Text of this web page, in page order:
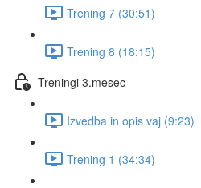
Trening 7 (30:51)
Trening 8 (18:15)
Treningi 3.mesec
Izvedba in opis vaj (9:23)
Trening 1 (34:34)